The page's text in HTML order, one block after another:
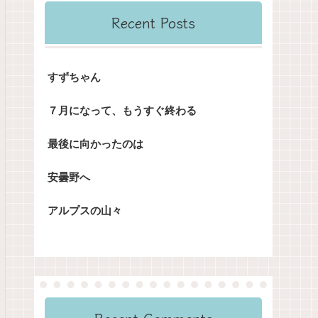
Recent Posts
すずちゃん
７月になって、もうすぐ終わる
最後に向かったのは
安曇野へ
アルプスの山々